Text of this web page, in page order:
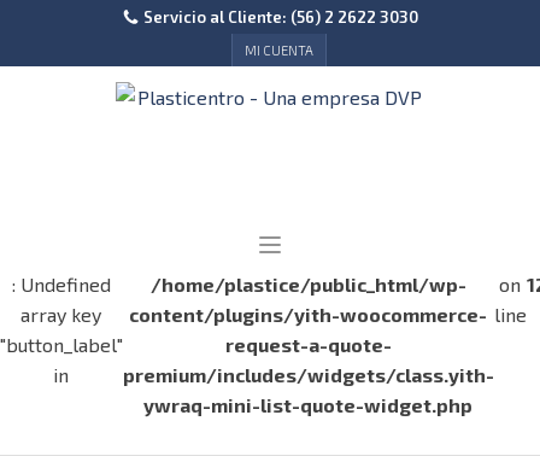
Servicio al Cliente: (56) 2 2622 3030
MI CUENTA
: Undefined
array key
"button_label"
in
/home/plastice/public_html/wp-
content/plugins/yith-woocommerce-
request-a-quote-
premium/includes/widgets/class.yith-
ywraq-mini-list-quote-widget.php
on
line